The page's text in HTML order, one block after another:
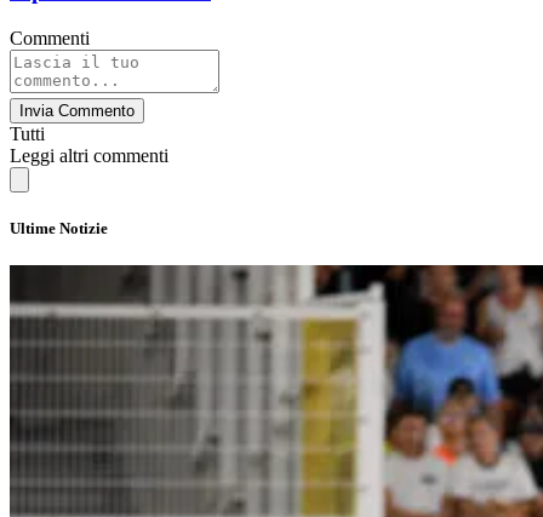
Commenti
Invia Commento
Tutti
Leggi altri commenti
Ultime Notizie